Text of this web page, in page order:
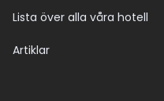
Lista över alla våra hotell
Artiklar